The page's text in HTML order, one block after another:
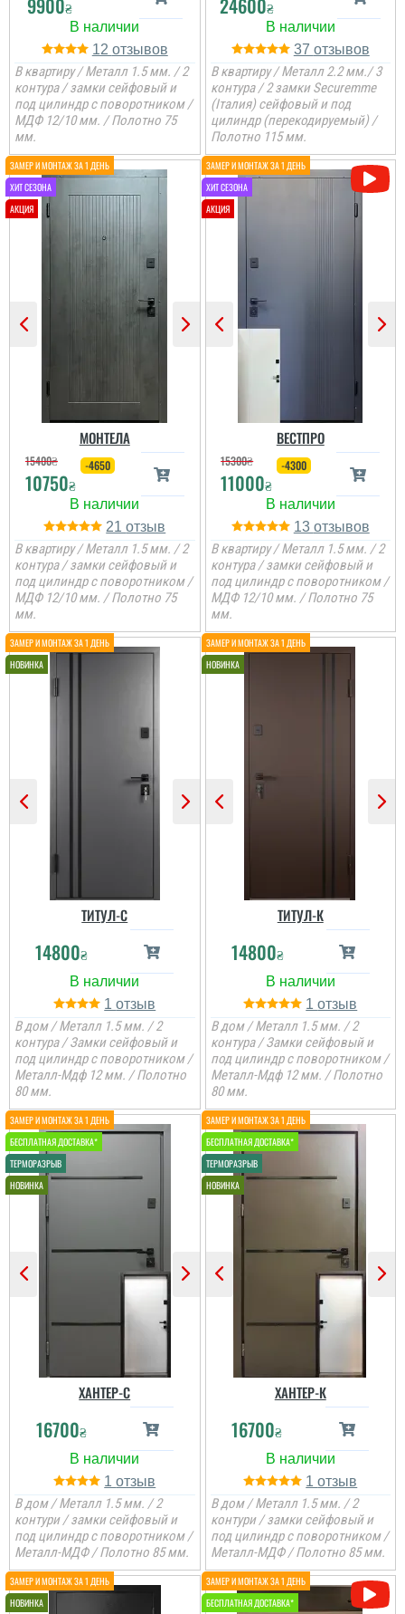
₴
12
В квартиру / Металл 1.5 мм. / 2
контура / замки сейфовый и
под цилиндр с поворотником /
МДФ 12/10 мм. / Полотно 75
мм.
₴
37
В квартиру / Металл 2.2 мм./ 3
контура / 2 замки Securemme
(Італия) сейфовый и под
цилиндр (перекодируемый) /
Полотно 115 мм.
МОНТЕЛА
15400₴
10750₴
-4650
21
В квартиру / Металл 1.5 мм. / 2
контура / замки сейфовый и
под цилиндр с поворотником /
МДФ 12/10 мм. / Полотно 75
мм.
ВЕСТПРО
15300₴
11000₴
-4300
13
В квартиру / Металл 1.5 мм. / 2
контура / замки сейфовый и
под цилиндр с поворотником /
МДФ 12/10 мм. / Полотно 75
мм.
ТИТУЛ-C
14800₴
1
В дом / Металл 1.5 мм. / 2
контура / Замки сейфовый и
под цилиндр с поворотником /
Металл-Мдф 12 мм. / Полотно
80 мм.
ТИТУЛ-К
14800₴
1
В дом / Металл 1.5 мм. / 2
контура / Замки сейфовый и
под цилиндр с поворотником /
Металл-Мдф 12 мм. / Полотно
80 мм.
ХАНТЕР-С
16700₴
1
В дом / Металл 1.5 мм. / 2
контури / замки сейфовый и
под цилиндр с поворотником /
Металл-МДФ / Полотно 85 мм.
ХАНТЕР-К
16700₴
1
В дом / Металл 1.5 мм. / 2
контури / замки сейфовый и
под цилиндр с поворотником /
Металл-МДФ / Полотно 85 мм.